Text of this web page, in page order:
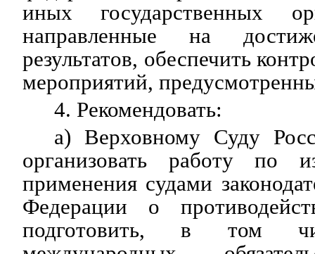
иных государственных
направленные на
результатов, обеспечить
мероприятий,
4. Рекомендовать:
а) Верховному Суду
организовать работу по
применения судами
Федерации о
подготовить, в том